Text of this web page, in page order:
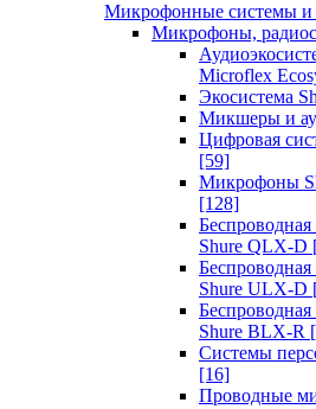
Микрофонные системы
Микрофоны,
Microflex
Экосистема
Микшеры и
Цифровая
[59]
Микрофоны
[128]
Shure QLX-D
Shure ULX-D
Shure BLX-R
Системы
[16]
Проводные